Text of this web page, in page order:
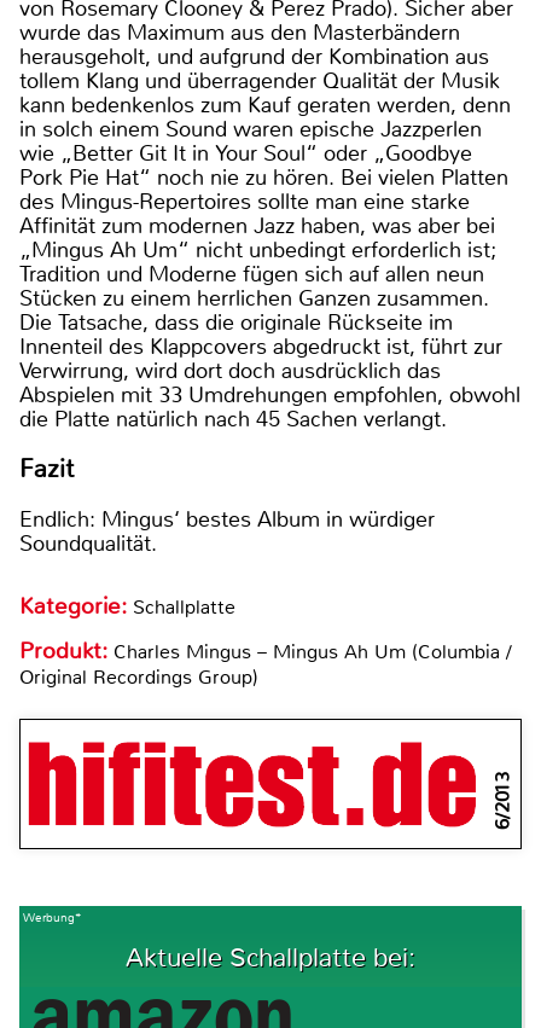
von Rosemary Clooney & Perez Prado). Sicher aber
wurde das Maximum aus den Masterbändern
herausgeholt, und aufgrund der Kombination aus
tollem Klang und überragender Qualität der Musik
kann bedenkenlos zum Kauf geraten werden, denn
in solch einem Sound waren epische Jazzperlen
wie „Better Git It in Your Soul“ oder „Goodbye
Pork Pie Hat“ noch nie zu hören. Bei vielen Platten
des Mingus-Repertoires sollte man eine starke
Affinität zum modernen Jazz haben, was aber bei
„Mingus Ah Um“ nicht unbedingt erforderlich ist;
Tradition und Moderne fügen sich auf allen neun
Stücken zu einem herrlichen Ganzen zusammen.
Die Tatsache, dass die originale Rückseite im
Innenteil des Klappcovers abgedruckt ist, führt zur
Verwirrung, wird dort doch ausdrücklich das
Abspielen mit 33 Umdrehungen empfohlen, obwohl
die Platte natürlich nach 45 Sachen verlangt.
Fazit
Endlich: Mingus‘ bestes Album in würdiger
Soundqualität.
Kategorie: Schallplatte
Produkt: Charles Mingus – Mingus Ah Um (Columbia /
Original Recordings Group)
6/2013
Werbung*
Aktuelle Schallplatte bei: